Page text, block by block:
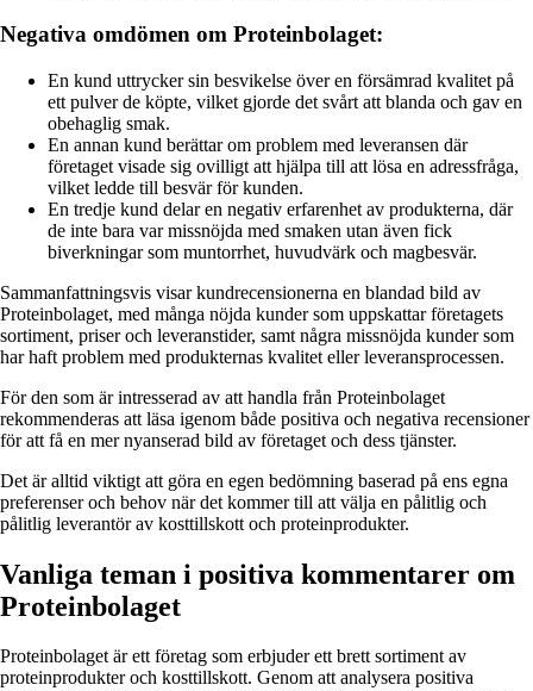
Negativa omdömen om Proteinbolaget:
En kund uttrycker sin besvikelse över en försämrad kvalitet på
ett pulver de köpte, vilket gjorde det svårt att blanda och gav en
obehaglig smak.
En annan kund berättar om problem med leveransen där
företaget visade sig ovilligt att hjälpa till att lösa en adressfråga,
vilket ledde till besvär för kunden.
En tredje kund delar en negativ erfarenhet av produkterna, där
de inte bara var missnöjda med smaken utan även fick
biverkningar som muntorrhet, huvudvärk och magbesvär.
Sammanfattningsvis visar kundrecensionerna en blandad bild av
Proteinbolaget, med många nöjda kunder som uppskattar företagets
sortiment, priser och leveranstider, samt några missnöjda kunder som
har haft problem med produkternas kvalitet eller leveransprocessen.
För den som är intresserad av att handla från Proteinbolaget
rekommenderas att läsa igenom både positiva och negativa recensioner
för att få en mer nyanserad bild av företaget och dess tjänster.
Det är alltid viktigt att göra en egen bedömning baserad på ens egna
preferenser och behov när det kommer till att välja en pålitlig och
pålitlig leverantör av kosttillskott och proteinprodukter.
Vanliga teman i positiva kommentarer om
Proteinbolaget
Proteinbolaget är ett företag som erbjuder ett brett sortiment av
proteinprodukter och kosttillskott. Genom att analysera positiva